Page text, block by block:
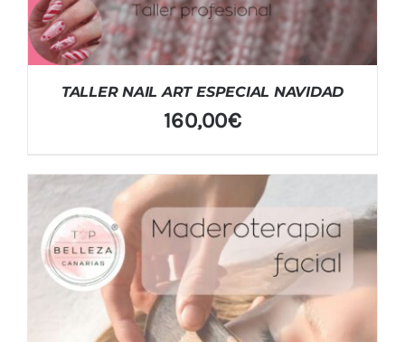
TALLER NAIL ART ESPECIAL NAVIDAD
160,00€